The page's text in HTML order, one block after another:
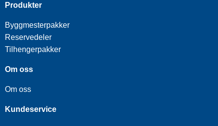
Produkter
Byggmesterpakker
Reservedeler
Tilhengerpakker
Om oss
Om oss
Kundeservice